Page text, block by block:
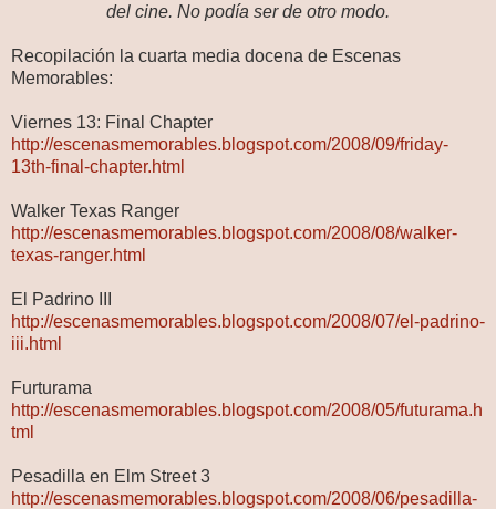
del cine. No podía ser de otro modo.
Recopilación la cuarta media docena de Escenas
Memorables:
Viernes 13: Final Chapter
http://escenasmemorables.blogspot.com/2008/09/friday-
13th-final-chapter.html
Walker Texas Ranger
http://escenasmemorables.blogspot.com/2008/08/walker-
texas-ranger.html
El Padrino III
http://escenasmemorables.blogspot.com/2008/07/el-padrino-
iii.html
Furturama
http://escenasmemorables.blogspot.com/2008/05/futurama.h
tml
Pesadilla en Elm Street 3
http://escenasmemorables.blogspot.com/2008/06/pesadilla-